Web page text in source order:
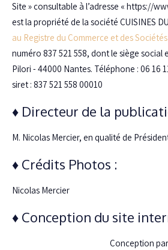
Site » consultable à l’adresse « https://
est la propriété de la société CUISINES
au Registre du Commerce et des
numéro 837 521 558, dont le siège social
Pilori - 44000 Nantes. Téléphone : 06 16
siret : 837 521 558 00010
♦ Directeur de la
M. Nicolas Mercier, en qualité de
♦ Crédits Photos :
Nicolas Mercier
♦ Conception du site
Conception par